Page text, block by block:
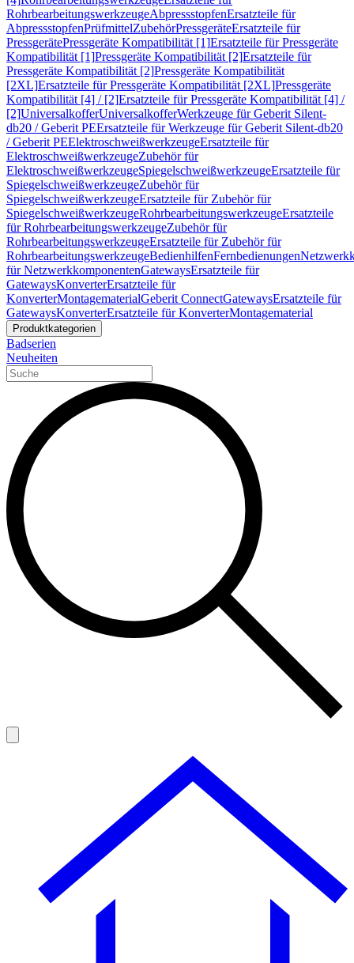
RohrbearbeitungswerkzeugeAbpressstopfenErsatzteile für
AbpressstopfenPrüfmittelZubehörPressgeräteErsatzteile für
PressgerätePressgeräte Kompatibilität [1]Ersatzteile für Pressgeräte
Kompatibilität [1]Pressgeräte Kompatibilität [2]Ersatzteile für
Pressgeräte Kompatibilität [2]Pressgeräte Kompatibilität
[2XL]Ersatzteile für Pressgeräte Kompatibilität [2XL]Pressgeräte
Kompatibilität [4] / [2]Ersatzteile für Pressgeräte Kompatibilität [4] /
[2]UniversalkofferUniversalkofferWerkzeuge für Geberit Silent-
db20 / Geberit PEErsatzteile für Werkzeuge für Geberit Silent-db20
/ Geberit PEElektroschweißwerkzeugeErsatzteile für
ElektroschweißwerkzeugeZubehör für
ElektroschweißwerkzeugeSpiegelschweißwerkzeugeErsatzteile für
SpiegelschweißwerkzeugeZubehör für
SpiegelschweißwerkzeugeErsatzteile für Zubehör für
SpiegelschweißwerkzeugeRohrbearbeitungswerkzeugeErsatzteile
für RohrbearbeitungswerkzeugeZubehör für
RohrbearbeitungswerkzeugeErsatzteile für Zubehör für
RohrbearbeitungswerkzeugeBedienhilfenFernbedienungen
für NetzwerkkomponentenGatewaysErsatzteile für
GatewaysKonverterErsatzteile für
KonverterMontagematerialGeberit ConnectGatewaysErsatzteile für
GatewaysKonverterErsatzteile für KonverterMontagematerial
Produktkategorien
Badserien
Neuheiten